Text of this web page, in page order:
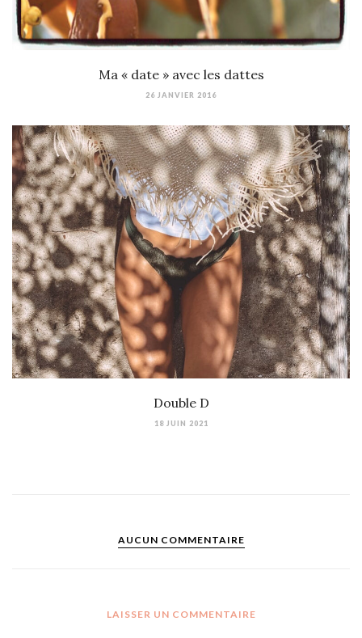
Ma « date » avec les dattes
26 JANVIER 2016
Double D
18 JUIN 2021
AUCUN COMMENTAIRE
LAISSER UN COMMENTAIRE